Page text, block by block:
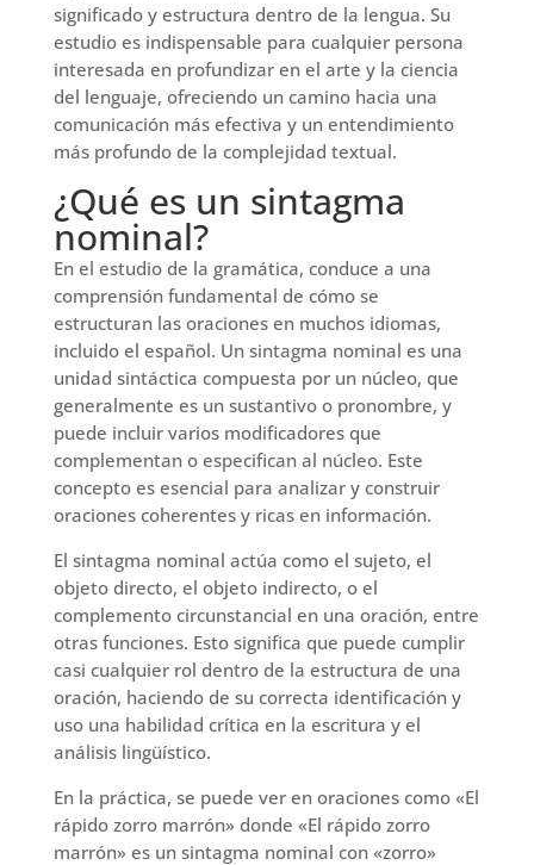
significado y estructura dentro de la lengua. Su
estudio es indispensable para cualquier persona
interesada en profundizar en el arte y la ciencia
del lenguaje, ofreciendo un camino hacia una
comunicación más efectiva y un entendimiento
más profundo de la complejidad textual.
¿Qué es un sintagma
nominal?
En el estudio de la gramática, conduce a una
comprensión fundamental de cómo se
estructuran las oraciones en muchos idiomas,
incluido el español. Un sintagma nominal es una
unidad sintáctica compuesta por un núcleo, que
generalmente es un sustantivo o pronombre, y
puede incluir varios modificadores que
complementan o especifican al núcleo. Este
concepto es esencial para analizar y construir
oraciones coherentes y ricas en información.
El sintagma nominal actúa como el sujeto, el
objeto directo, el objeto indirecto, o el
complemento circunstancial en una oración, entre
otras funciones. Esto significa que puede cumplir
casi cualquier rol dentro de la estructura de una
oración, haciendo de su correcta identificación y
uso una habilidad crítica en la escritura y el
análisis lingüístico.
En la práctica, se puede ver en oraciones como «El
rápido zorro marrón» donde «El rápido zorro
marrón» es un sintagma nominal con «zorro»